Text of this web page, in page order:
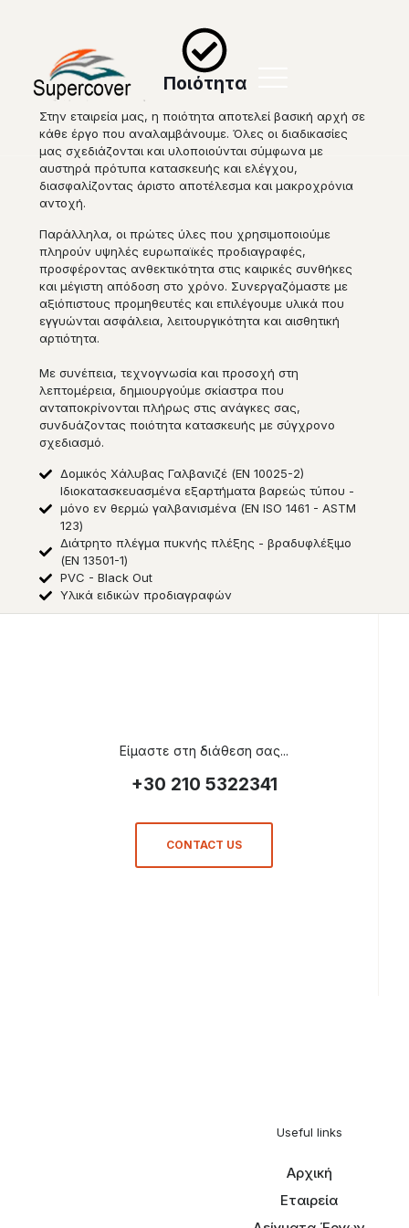
Ποιότητα
Στην εταιρεία μας, η ποιότητα αποτελεί βασική αρχή σε
κάθε έργο που αναλαμβάνουμε. Όλες οι διαδικασίες
μας σχεδιάζονται και υλοποιούνται σύμφωνα με
αυστηρά πρότυπα κατασκευής και ελέγχου,
διασφαλίζοντας άριστο αποτέλεσμα και μακροχρόνια
αντοχή.
Παράλληλα, οι πρώτες ύλες που χρησιμοποιούμε
πληρούν υψηλές ευρωπαϊκές προδιαγραφές,
προσφέροντας ανθεκτικότητα στις καιρικές συνθήκες
και μέγιστη απόδοση στο χρόνο. Συνεργαζόμαστε με
αξιόπιστους προμηθευτές και επιλέγουμε υλικά που
εγγυώνται ασφάλεια, λειτουργικότητα και αισθητική
αρτιότητα.
Με συνέπεια, τεχνογνωσία και προσοχή στη
λεπτομέρεια, δημιουργούμε σκίαστρα που
ανταποκρίνονται πλήρως στις ανάγκες σας,
συνδυάζοντας ποιότητα κατασκευής με σύγχρονο
σχεδιασμό.
Δομικός Χάλυβας Γαλβανιζέ (ΕΝ 10025-2)
Ιδιοκατασκευασμένα εξαρτήματα βαρεώς τύπου -
μόνο εν θερμώ γαλβανισμένα (EN ISO 1461 - ASTM
123)
Διάτρητο πλέγμα πυκνής πλέξης - βραδυφλέξιμο
(EN 13501-1)
PVC - Black Out
Υλικά ειδικών προδιαγραφών
Είμαστε στη διάθεση σας...
+30 210 5322341
CONTACT US
Useful links
Αρχική
Εταιρεία